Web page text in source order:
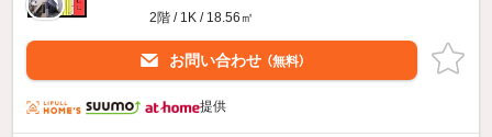
2階 / 1K / 18.56㎡
お問い合わせ （無料）
提供